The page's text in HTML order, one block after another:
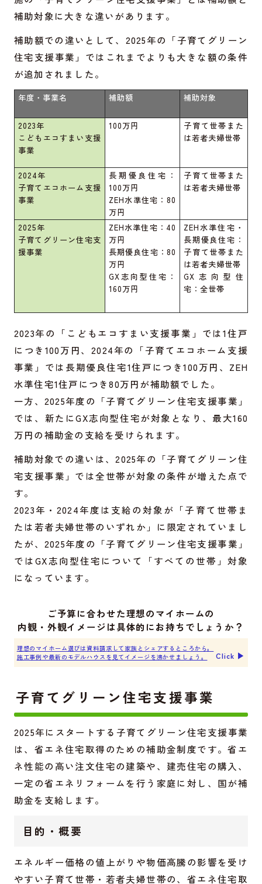
補助対象に大きな違いがあります。
補助額での違いとして、2025年の「子育てグリーン
住宅支援事業」ではこれまでよりも大きな額の条件
が追加されました。
年度・事業名 補助額 補助対象
2023年
こどもエコすまい支援
事業
100万円
子育て世帯また
は若者夫婦世帯
2024年
子育てエコホーム支援
事業
長期優良住宅：
100万円
ZEH水準住宅：80
万円
子育て世帯また
は若者夫婦世帯
2025年
子育てグリーン住宅支
援事業
ZEH水準住宅：40
万円
長期優良住宅：80
万円
GX志向型住宅：
160万円
ZEH水準住宅・
長期優良住宅：
子育て世帯また
は若者夫婦世帯
GX志向型住
宅：全世帯
2023年の「こどもエコすまい支援事業」では1住戸
につき100万円、2024年の「子育てエコホーム支援
事業」では長期優良住宅1住戸につき100万円、ZEH
水準住宅1住戸につき80万円が補助額でした。
一方、2025年度の「子育てグリーン住宅支援事業」
では、新たにGX志向型住宅が対象となり、最大160
万円の補助金の支給を受けられます。
補助対象での違いは、2025年の「子育てグリーン住
宅支援事業」では全世帯が対象の条件が増えた点で
す。
2023年・2024年度は支給の対象が「子育て世帯ま
たは若者夫婦世帯のいずれか」に限定されていまし
たが、2025年度の「子育てグリーン住宅支援事業」
ではGX志向型住宅について「すべての世帯」対象
になっています。
ご予算に合わせた理想のマイホームの
内観・外観イメージは具体的にお持ちでしょうか？
理想のマイホーム選びは資料請求して家族とシェアするところから。
施工事例や最新のモデルハウスを見てイメージを沸かせましょう。
Click ▶︎
子育てグリーン住宅支援事業
2025年にスタートする子育てグリーン住宅支援事業
は、省エネ住宅取得のための補助金制度です。省エ
ネ性能の高い注文住宅の建築や、建売住宅の購入、
一定の省エネリフォームを行う家庭に対し、国が補
助金を支給します。
目的・概要
エネルギー価格の値上がりや物価高騰の影響を受け
やすい子育て世帯・若者夫婦世帯の、省エネ住宅取